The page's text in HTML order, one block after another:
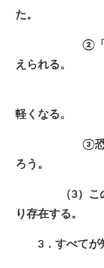
た。
②「神が、
えられる。
＊この場
軽くなる。
③恐らく両
ろう。
（3）このパ
り存在する。
3．すべてが知